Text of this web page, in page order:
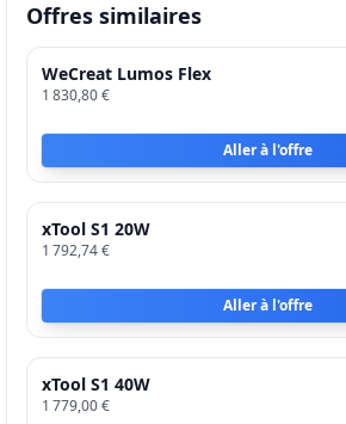
Offres similaires
WeCreat Lumos Flex
1 830,80 €
Aller à l'offre
xTool S1 20W
1 792,74 €
Aller à l'offre
xTool S1 40W
1 779,00 €